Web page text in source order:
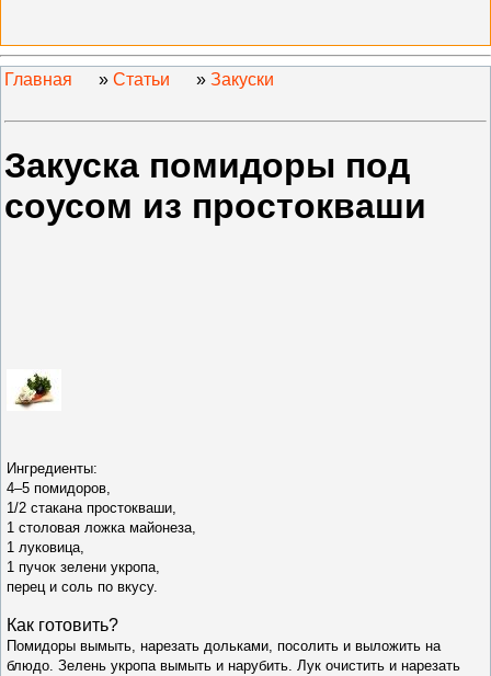
Главная » Статьи » Закуски
Закуска помидоры под
соусом из простокваши
Ингредиенты:
4–5 помидоров,
1/2 стакана простокваши,
1 столовая ложка майонеза,
1 луковица,
1 пучок зелени укропа,
перец и соль по вкусу.
Как готовить?
Помидоры вымыть, нарезать дольками, посолить и выложить на
блюдо. Зелень укропа вымыть и нарубить. Лук очистить и нарезать